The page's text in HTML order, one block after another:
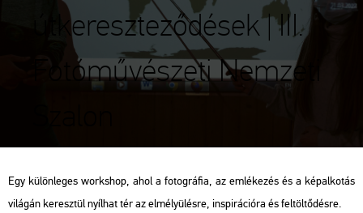
útkereszteződések | III.
Fotóművészeti Nemzeti
Egy kü­lön­le­ges work­shop, ahol a fo­tog­rá­fia, az em­lé­ke­zés és a kép­al­ko­tás
vi­lá­gán ke­resz­tül nyíl­hat tér az el­mé­lyü­lés­re, ins­pi­rá­ci­ó­ra és fel­töl­tő­dés­re.